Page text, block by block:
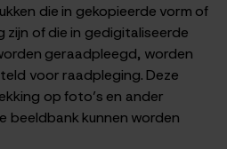
die in gekopieerde vorm of
zijn of die in gedigitaliseerde
geraadpleegd, worden
voor raadpleging. Deze
op foto’s en ander
beeldbank kunnen worden